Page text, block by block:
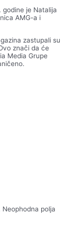
godine je Natalija
AMG-a i
zastupali su
znači da će
Media Grupe
Neophodna polja